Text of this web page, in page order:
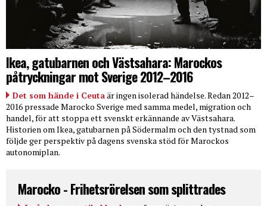
Ikea, gatubarnen och Västsahara: Marockos
påtryckningar mot Sverige 2012–2016
Det som hände i Ceutaär ingen isolerad händelse. Redan 2012–
2016 pressade Marocko Sverige med samma medel, migration och
handel, för att stoppa ett svenskt erkännande av Västsahara.
Historien om Ikea, gatubarnen på Södermalm och den tystnad som
följde ger perspektiv på dagens svenska stöd för Marockos
autonomiplan.
Marocko - Frihetsrörelsen som splittrades